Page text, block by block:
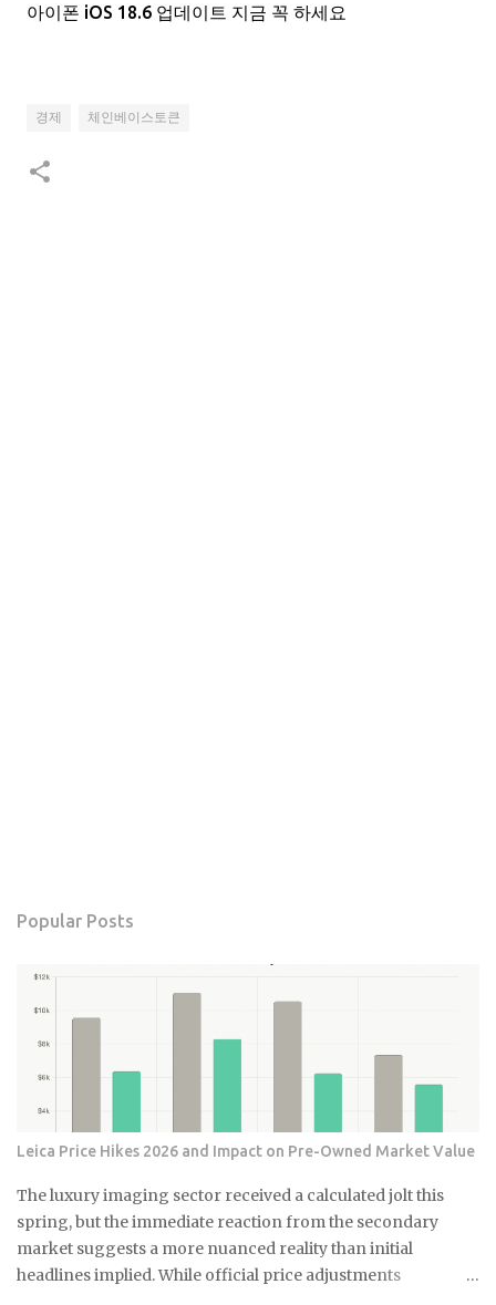
아이폰 iOS 18.6 업데이트 지금 꼭 하세요
경제 체인베이스토큰
Popular Posts
Leica Price Hikes 2026 and Impact on Pre-Owned Market Value
The luxury imaging sector received a calculated jolt this
spring, but the immediate reaction from the secondary
market suggests a more nuanced reality than initial
headlines implied. While official price adjustments